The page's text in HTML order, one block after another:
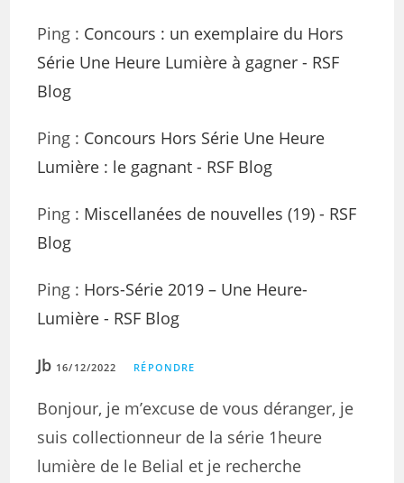
Ping : Concours : un exemplaire du Hors
Série Une Heure Lumière à gagner - RSF
Blog
Ping : Concours Hors Série Une Heure
Lumière : le gagnant - RSF Blog
Ping : Miscellanées de nouvelles (19) - RSF
Blog
Ping : Hors-Série 2019 – Une Heure-
Lumière - RSF Blog
Jb 16/12/2022 RÉPONDRE
Bonjour, je m’excuse de vous déranger, je
suis collectionneur de la série 1heure
lumière de le Belial et je recherche